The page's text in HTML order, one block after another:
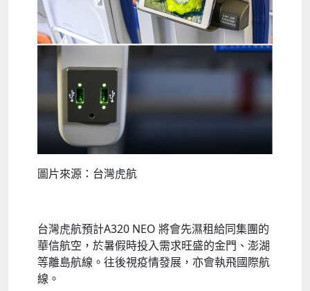
圖片來源：台灣虎航
台灣虎航預計A320 NEO 將會先濕租給同集團的
華信航空，於暑假時投入需求旺盛的金門、澎湖
等離島航線。往後視疫情發展，亦會執飛國際航
線。